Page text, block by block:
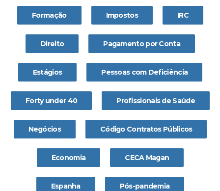
Formação Impostos IRC
Direito Pagamento por Conta
Estágios Pessoas com Deficiência
Forty under 40 Profissionais de Saúde
Negócios Código Contratos Públicos
Economia CECA Magan
Espanha Pós-pandemia